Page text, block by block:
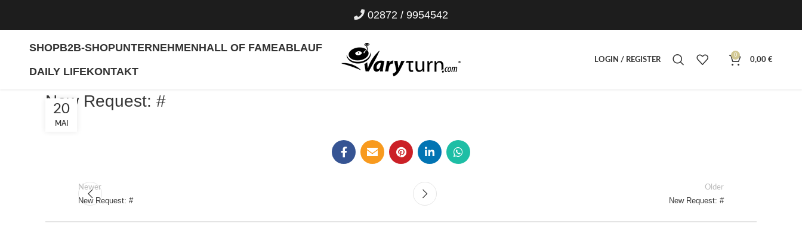
02872 / 9954542
SHOPB2B-SHOPUNTERNEHMENHALL OF FAMEABLAUF
DAILY LIFEKONTAKT
LOGIN / REGISTER
0
0,00€
New Request: #
20
MAI
Newer
New Request: #
Older
New Request: #